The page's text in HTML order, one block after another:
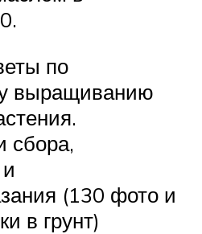
по
выращиванию
сбора,
(130 фото и
в грунт)